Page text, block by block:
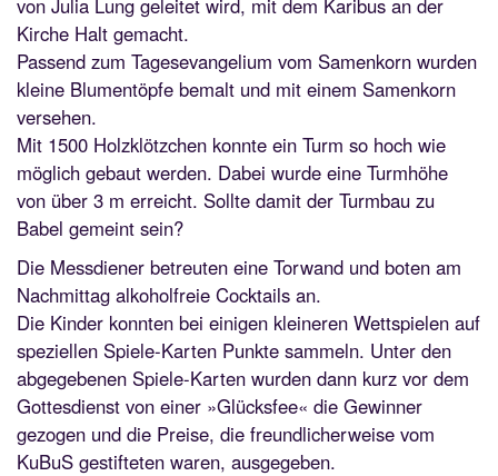
Kirche Halt gemacht.
Passend zum Tagesevangelium vom Samenkorn wurden
kleine Blumentöpfe bemalt und mit einem Samenkorn
versehen.
Mit 1500 Holzklötzchen konnte ein Turm so hoch wie
möglich gebaut werden. Dabei wurde eine Turmhöhe
von über 3 m erreicht. Sollte damit der Turmbau zu
Babel gemeint sein?
Die Messdiener betreuten eine Torwand und boten am
Nachmittag alkoholfreie Cocktails an.
Die Kinder konnten bei einigen kleineren Wettspielen auf
speziellen Spiele-Karten Punkte sammeln. Unter den
abgegebenen Spiele-Karten wurden dann kurz vor dem
Gottesdienst von einer »Glücksfee« die Gewinner
gezogen und die Preise, die freundlicherweise vom
KuBuS gestifteten waren, ausgegeben.